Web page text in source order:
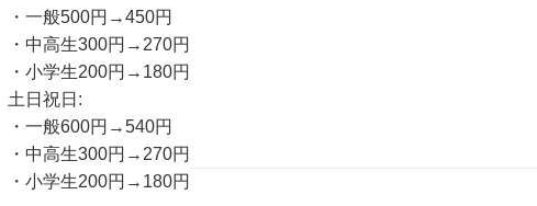
・一般500円→450円
・中高生300円→270円
・小学生200円→180円
土日祝日:
・一般600円→540円
・中高生300円→270円
・小学生200円→180円